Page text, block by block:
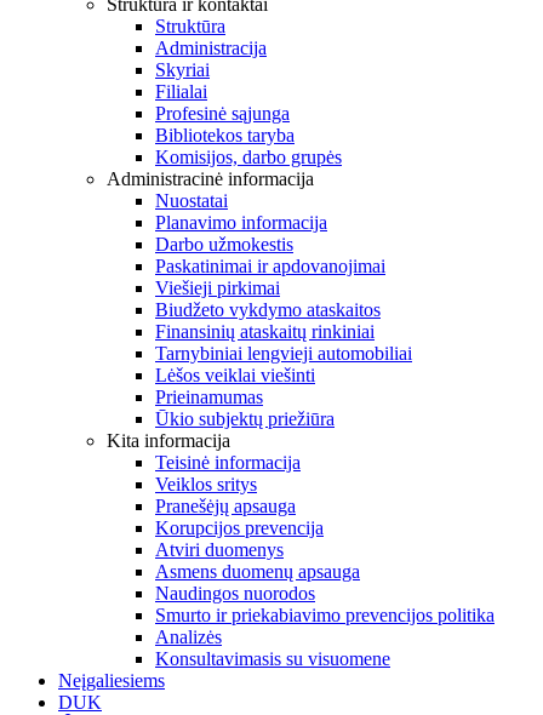
Struktūra ir kontaktai
Struktūra
Administracija
Skyriai
Filialai
Profesinė sąjunga
Bibliotekos taryba
Komisijos, darbo grupės
Administracinė informacija
Nuostatai
Planavimo informacija
Darbo užmokestis
Paskatinimai ir apdovanojimai
Viešieji pirkimai
Biudžeto vykdymo ataskaitos
Finansinių ataskaitų rinkiniai
Tarnybiniai lengvieji automobiliai
Lėšos veiklai viešinti
Prieinamumas
Ūkio subjektų priežiūra
Kita informacija
Teisinė informacija
Veiklos sritys
Pranešėjų apsauga
Korupcijos prevencija
Atviri duomenys
Asmens duomenų apsauga
Naudingos nuorodos
Smurto ir priekabiavimo prevencijos politika
Analizės
Konsultavimasis su visuomene
Neįgaliesiems
DUK